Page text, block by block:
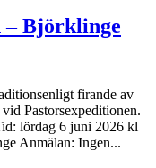
– Björklinge
firande av
Pastorsexpeditionen.
lördag 6 juni 2026 kl
Anmälan: Ingen...